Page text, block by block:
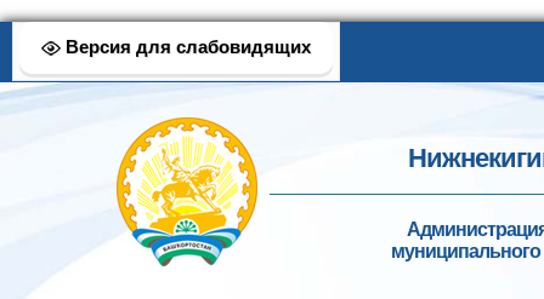
Версия для слабовидящих
муниципального